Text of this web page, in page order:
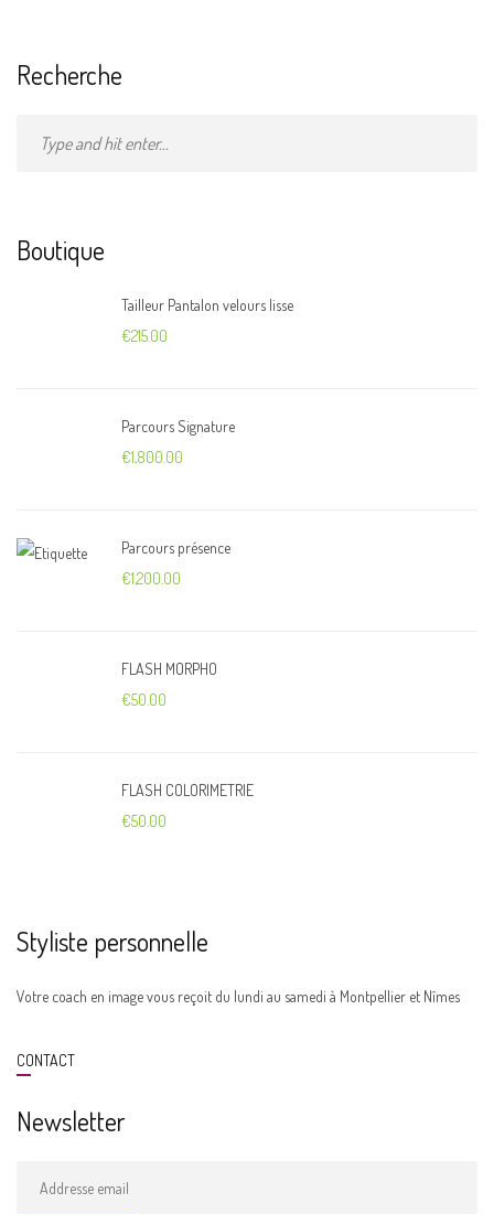
Recherche
Boutique
Tailleur Pantalon velours lisse
€215.00
Parcours Signature
€1,800.00
Parcours présence
€1,200.00
FLASH MORPHO
€50.00
FLASH COLORIMETRIE
€50.00
Styliste personnelle
Votre coach en image vous reçoit du lundi au samedi à Montpellier et Nîmes
CONTACT
Newsletter